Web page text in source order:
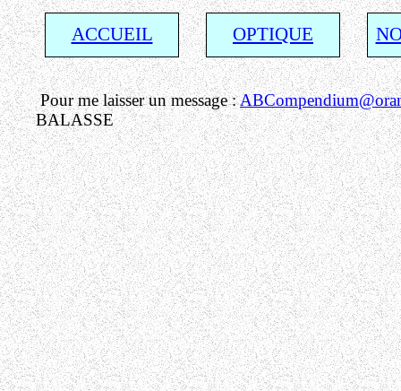
ACCUEIL OPTIQUE
Pour me laisser un message :
BALASSE